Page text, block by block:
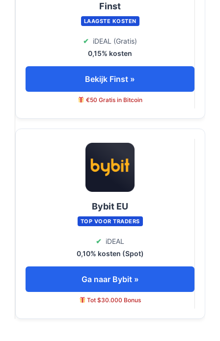
Finst
LAAGSTE KOSTEN
✔ iDEAL (Gratis)
0,15% kosten
Bekijk Finst »
€50 Gratis in Bitcoin
Bybit EU
TOP VOOR TRADERS
✔ iDEAL
0,10% kosten (Spot)
Ga naar Bybit »
Tot $30.000 Bonus